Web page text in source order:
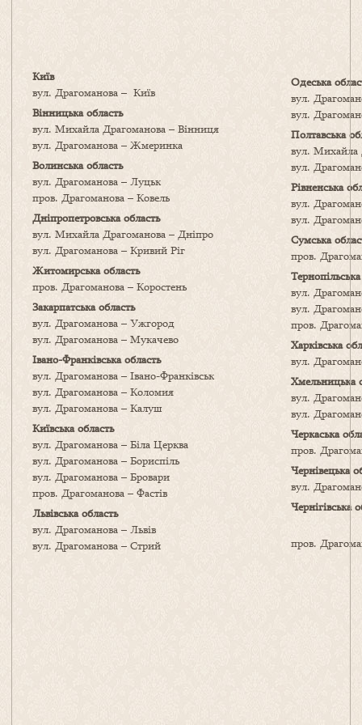
Київ
вул. Драгоманова – Київ
Вінницька область
вул. Михайла Драгоманова – Вінниця
вул. Драгоманова – Жмеринка
Волинська область
вул. Драгоманова – Луцьк
пров. Драгоманова – Ковель
Дніпропетровська область
вул. Михайла Драгоманова – Дніпро
вул. Драгоманова – Кривий Ріг
Житомирська область
пров. Драгоманова – Коростень
Закарпатська область
вул. Драгоманова – Ужгород
вул. Драгоманова – Мукачево
Івано-Франківська область
вул. Драгоманова – Івано-Франківськ
вул. Драгоманова – Коломия
вул. Драгоманова – Калуш
Київська область
вул. Драгоманова – Біла Церква
вул. Драгоманова – Бориспіль
вул. Драгоманова – Бровари
пров. Драгоманова – Фастів
Львівська область
вул. Драгоманова – Львів
вул. Драгоманова – Стрий
Одеська
вул.
вул.
Полтавська
вул. Михайла
вул.
Рівненська
вул.
вул.
Сумська
пров.
вул.
вул.
пров.
Харківська
вул.
Хмельницька
вул.
вул.
Черкаська
пров.
Чернівецька
вул.
Чернігівська
пров.